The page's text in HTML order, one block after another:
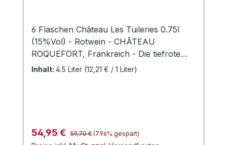
6 Flaschen Château Les Tuileries 0.75l
(15%Vol) - Rotwein - CHÂTEAU
ROQUEFORT, Frankreich - Die tiefrote
Farbe birgt Aromen von schwarzer
Inhalt: 4.5 Liter (12,21 € / 1 Liter)
Verkaufspreis:
54,95 € Regulärer Preis:
59,70 € (7.96% gespart)